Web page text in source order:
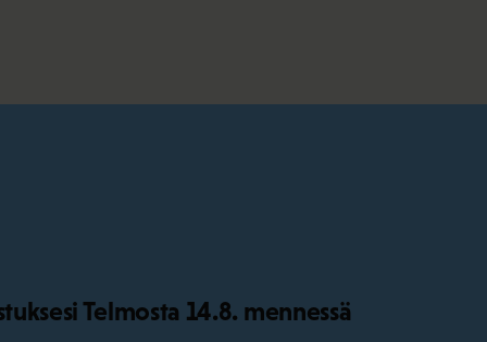
Telmosta 14.8. mennessä